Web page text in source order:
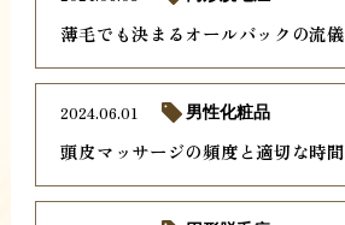
薄毛でも決まるオールバックの流儀
頭皮マッサージの頻度と適切な時間
2024.06.01 男性化粧品